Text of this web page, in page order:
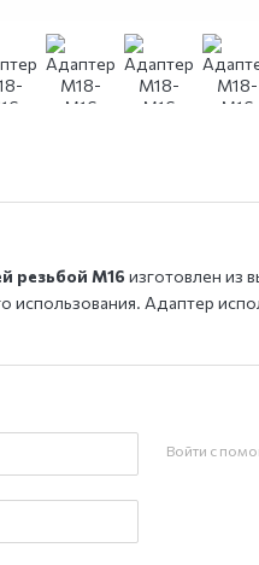
резьбой M16 изготовлен из
Адаптер
Войти с